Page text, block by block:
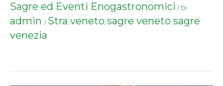
Sagre ed Eventi Enogastronomici / Di
admin / Stra, veneto, sagre veneto, sagre
venezia